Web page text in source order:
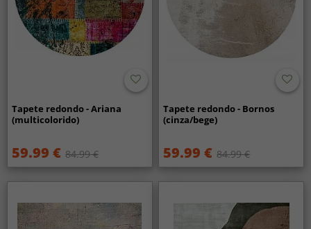
Tapete redondo - Ariana
(multicolorido)
59.99 € 84.99 €
Tapete redondo - Bornos
(cinza/bege)
59.99 € 84.99 €